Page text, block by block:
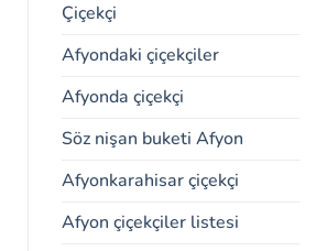
Çiçekçi
Afyondaki çiçekçiler
Afyonda çiçekçi
Söz nişan buketi Afyon
Afyonkarahisar çiçekçi
Afyon çiçekçiler listesi